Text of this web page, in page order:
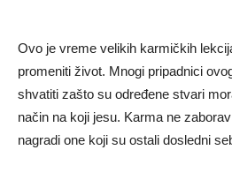
Ovo je vreme velikih karmičkih
promeniti život. Mnogi pripadnici
shvatiti zašto su određene stvari
način na koji jesu. Karma ne
nagradi one koji su ostali dosledni